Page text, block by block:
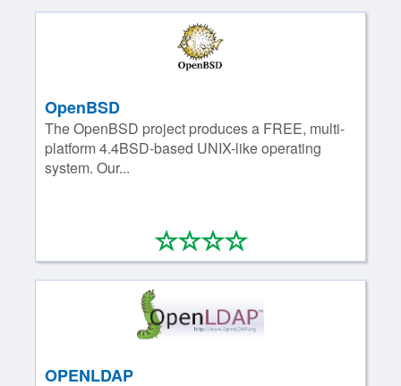
OpenBSD
The OpenBSD project produces a FREE, multi-
platform 4.4BSD-based UNIX-like operating
system. Our...
****
0/4
OPENLDAP